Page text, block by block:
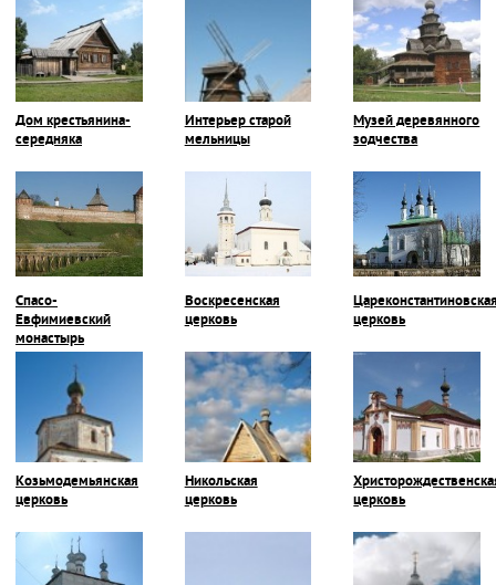
Дом крестьянина-
середняка
Интерьер старой
мельницы
Музей деревянного
зодчества
Спасо-
Евфимиевский
монастырь
Воскресенская
церковь
церковь
Козьмодемьянская
церковь
Никольская
церковь
церковь